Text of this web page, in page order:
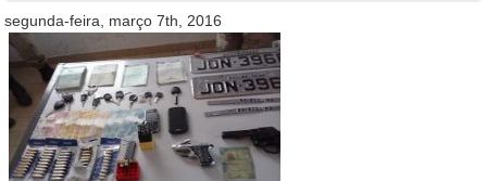
segunda-feira, março 7th, 2016